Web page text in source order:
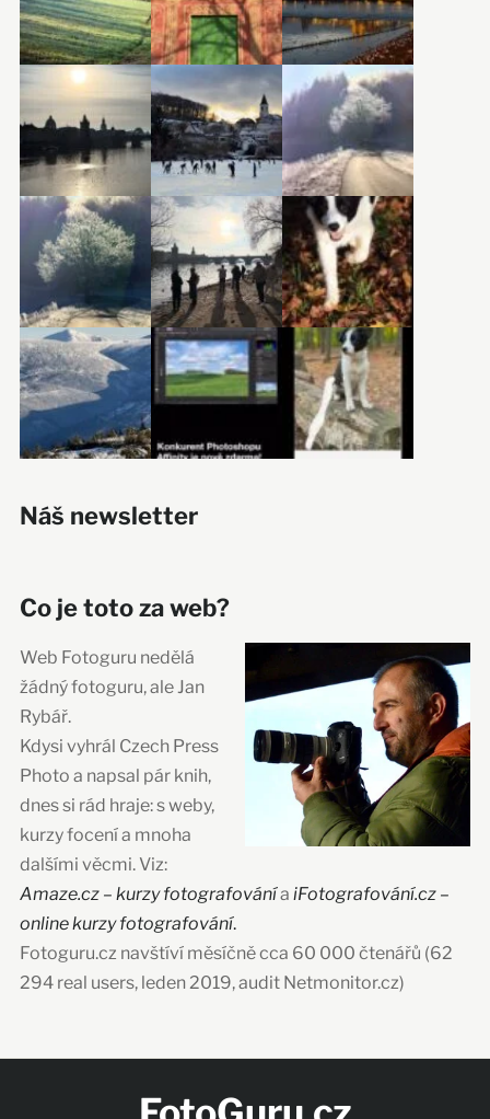
Náš newsletter
Co je toto za web?
Web Fotoguru nedělá
žádný fotoguru, ale Jan
Rybář.
Kdysi vyhrál Czech Press
Photo a napsal pár knih,
dnes si rád hraje: s weby,
kurzy focení a mnoha
dalšími věcmi. Viz:
Amaze.cz – kurzy fotografovánía iFotografování.cz –
online kurzy fotografování.
Fotoguru.cz navštíví měsíčně cca 60 000 čtenářů (62
294 real users, leden 2019, audit Netmonitor.cz)